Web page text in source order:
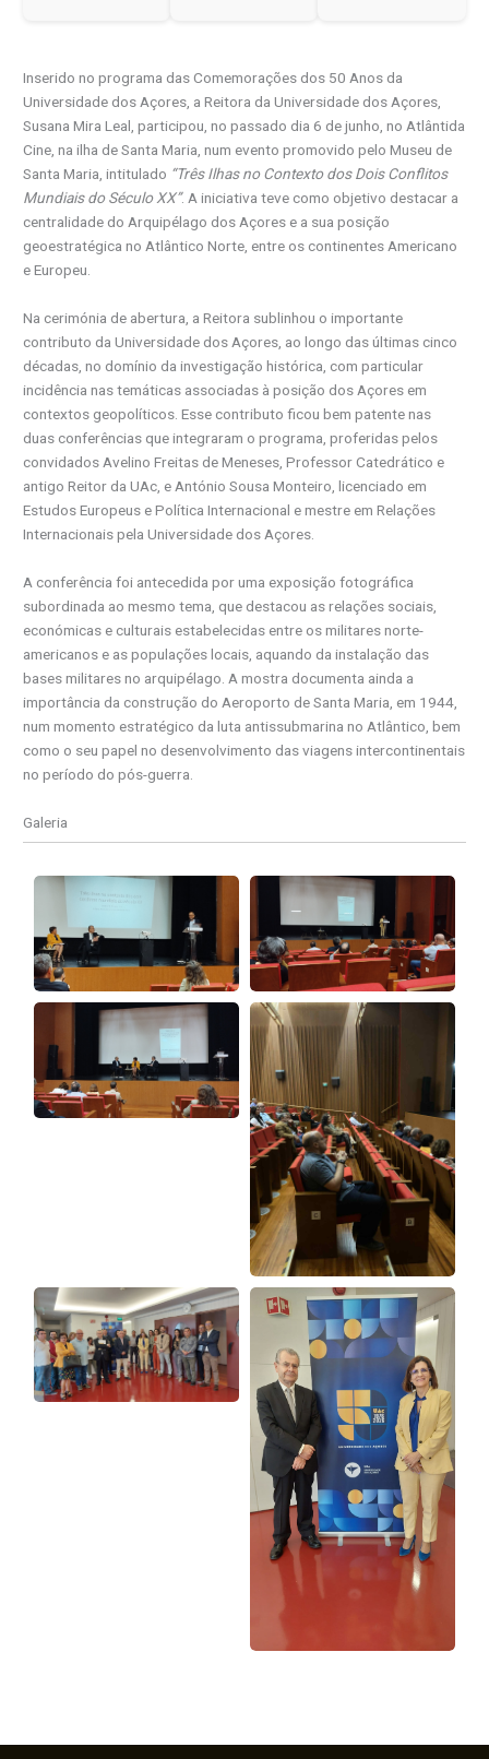
Inserido no programa das Comemorações dos 50 Anos da
Universidade dos Açores, a Reitora da Universidade dos Açores,
Susana Mira Leal, participou, no passado dia 6 de junho, no Atlântida
Cine, na ilha de Santa Maria, num evento promovido pelo Museu de
Santa Maria, intitulado “Três Ilhas no Contexto dos Dois Conflitos
Mundiais do Século XX”. A iniciativa teve como objetivo destacar a
centralidade do Arquipélago dos Açores e a sua posição
geoestratégica no Atlântico Norte, entre os continentes Americano
e Europeu.
Na cerimónia de abertura, a Reitora sublinhou o importante
contributo da Universidade dos Açores, ao longo das últimas cinco
décadas, no domínio da investigação histórica, com particular
incidência nas temáticas associadas à posição dos Açores em
contextos geopolíticos. Esse contributo ficou bem patente nas
duas conferências que integraram o programa, proferidas pelos
convidados Avelino Freitas de Meneses, Professor Catedrático e
antigo Reitor da UAc, e António Sousa Monteiro, licenciado em
Estudos Europeus e Política Internacional e mestre em Relações
Internacionais pela Universidade dos Açores.
A conferência foi antecedida por uma exposição fotográfica
subordinada ao mesmo tema, que destacou as relações sociais,
económicas e culturais estabelecidas entre os militares norte-
americanos e as populações locais, aquando da instalação das
bases militares no arquipélago. A mostra documenta ainda a
importância da construção do Aeroporto de Santa Maria, em 1944,
num momento estratégico da luta antissubmarina no Atlântico, bem
como o seu papel no desenvolvimento das viagens intercontinentais
no período do pós-guerra.
Galeria